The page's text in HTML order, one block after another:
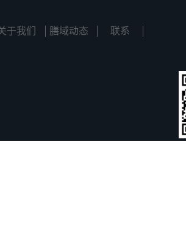
于我们 膳域动态 联系